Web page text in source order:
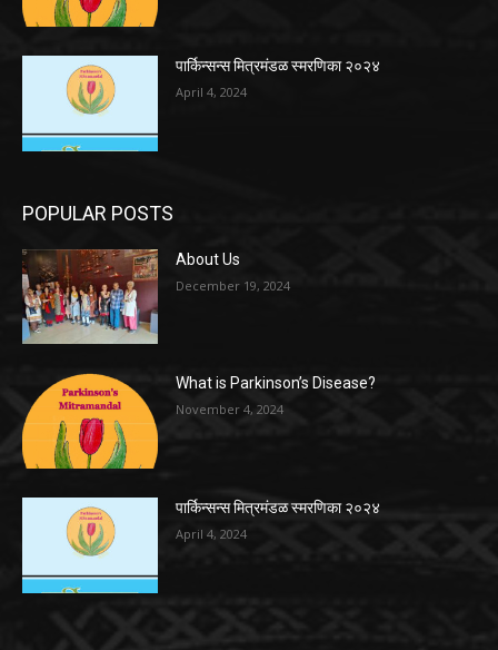
पार्किन्सन्स मित्रमंडळ स्मरणिका २०२४
April 4, 2024
POPULAR POSTS
About Us
December 19, 2024
What is Parkinson’s Disease?
November 4, 2024
पार्किन्सन्स मित्रमंडळ स्मरणिका २०२४
April 4, 2024